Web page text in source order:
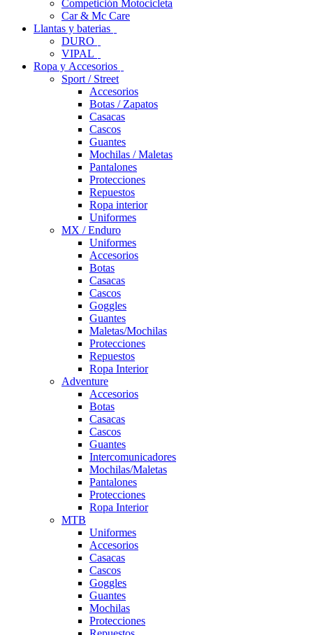
Competición Motocicleta
Car & Mc Care
Llantas y baterias
DURO
VIPAL
Ropa y Accesorios
Sport / Street
Accesorios
Botas / Zapatos
Casacas
Cascos
Guantes
Mochilas / Maletas
Pantalones
Protecciones
Repuestos
Ropa interior
Uniformes
MX / Enduro
Uniformes
Accesorios
Botas
Casacas
Cascos
Goggles
Guantes
Maletas/Mochilas
Protecciones
Repuestos
Ropa Interior
Adventure
Accesorios
Botas
Casacas
Cascos
Guantes
Intercomunicadores
Mochilas/Maletas
Pantalones
Protecciones
Ropa Interior
MTB
Uniformes
Accesorios
Casacas
Cascos
Goggles
Guantes
Mochilas
Protecciones